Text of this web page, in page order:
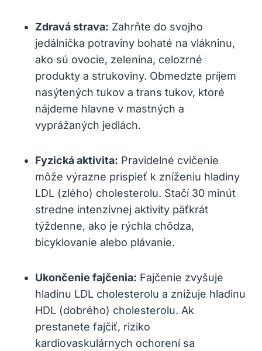
Zdravá strava: Zahrňte ​do svojho
jedálnička potraviny ‌bohaté ⁣na vlákninu,
ako sú ovocie, zelenina, celozrné
produkty ⁤a ‍strukoviny. Obmedzte príjem
nasýtených ‍tukov a trans tukov, ktoré
nájdeme hlavne v mastných a​
vyprážaných jedlách.
Fyzická aktivita: Pravidelné cvičenie
môže výrazne⁤ prispieť k zníženiu hladiny
LDL (zlého) cholesterolu. Stačí 30 minút
stredne intenzívnej aktivity ⁢päťkrát
týždenne,​ ako je ⁣rýchla chôdza,
bicyklovanie alebo plávanie.
Ukončenie fajčenia: Fajčenie ​zvyšuje
hladinu LDL cholesterolu a⁢ znižuje‍ hladinu
HDL (dobrého) cholesterolu.​ Ak
prestanete fajčiť, riziko
kardiovaskulárnych ochorení sa